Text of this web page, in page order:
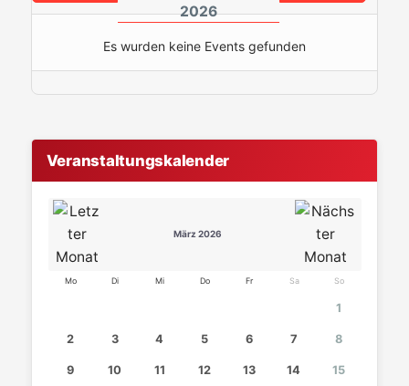
2026
Es wurden keine Events gefunden
Veranstaltungskalender
März 2026
Mo Di Mi Do Fr Sa So
1
2 3 4 5 6 7 8
9 10 11 12 13 14 15